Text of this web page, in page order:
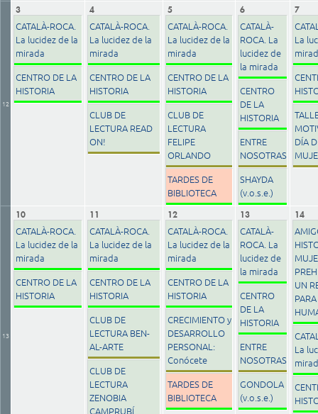
12
3
CATALÀ-ROCA.
La lucidez de la
mirada
CENTRO DE LA
HISTORIA
4
CATALÀ-ROCA.
La lucidez de la
mirada
CENTRO DE LA
HISTORIA
CLUB DE
LECTURA READ
ON!
5
CATALÀ-ROCA.
La lucidez de la
mirada
CENTRO DE LA
HISTORIA
CLUB DE
LECTURA
FELIPE
ORLANDO
TARDES DE
BIBLIOTECA
6
CATALÀ-
ROCA. La
lucidez de
la mirada
CENTRO
DE LA
HISTORIA
ENTRE
NOSOTRAS
SHAYDA
(v.o.s.e.)
7
La
DÍA
13
10
CATALÀ-ROCA.
La lucidez de la
mirada
CENTRO DE LA
HISTORIA
11
CATALÀ-ROCA.
La lucidez de la
mirada
CENTRO DE LA
HISTORIA
CLUB DE
LECTURA BEN-
AL-ARTE
CLUB DE
LECTURA
ZENOBIA
CAMPRUBÍ
12
CATALÀ-ROCA.
La lucidez de la
mirada
CENTRO DE LA
HISTORIA
CRECIMIENTO y
DESARROLLO
PERSONAL:
Conócete
TARDES DE
BIBLIOTECA
13
CATALÀ-
ROCA. La
lucidez de
la mirada
CENTRO
DE LA
HISTORIA
ENTRE
NOSOTRAS
GONDOLA
(v.o.s.e.)
14
UN
La